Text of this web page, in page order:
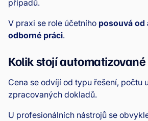
případů.
V praxi se role účetního posouvá
odborné práci.
Kolik stojí
Cena se odvíjí od typu řešení, počtu
zpracovaných dokladů.
U profesionálních nástrojů se